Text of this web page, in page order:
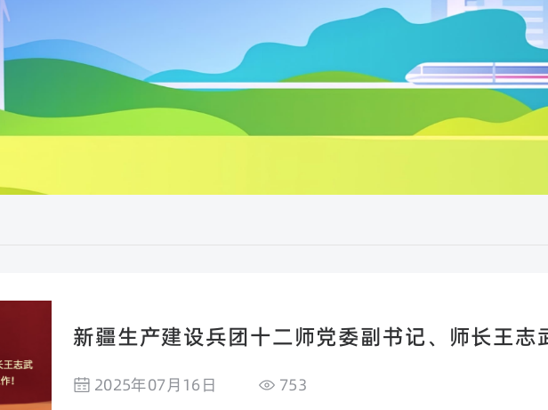
新疆生产建设兵团十二师党委副书记、师长王志
2025年07月16日 753